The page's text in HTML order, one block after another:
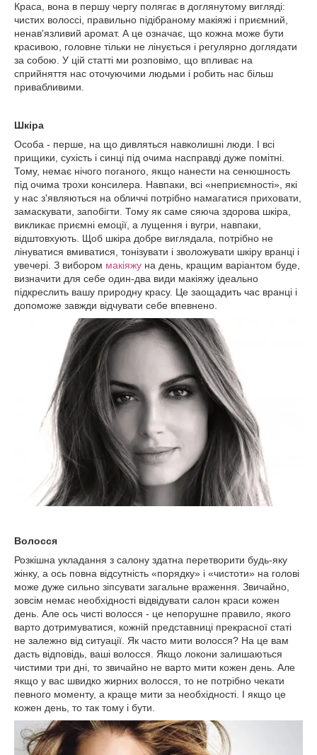
Краса, вона в першу чергу полягає в доглянутому вигляді:
чистих волоссі, правильно підібраному макіяжі і приємний,
ненав'язливий аромат. А це означає, що кожна може бути
красивою, головне тільки не лінується і регулярно доглядати
за собою. У цій статті ми розповімо, що впливає на
сприйняття нас оточуючими людьми і робить нас більш
привабливими.
Шкіра
Особа - перше, на що дивляться навколишні люди. І всі
прищики, сухість і синці під очима насправді дуже помітні.
Тому, немає нічого поганого, якщо нанести на сенюшность
під очима трохи консилера. Навпаки, всі «неприємності», які
у нас з'являються на обличчі потрібно намагатися приховати,
замаскувати, запобігти. Тому як саме сяюча здорова шкіра,
викликає приємні емоції, а лущення і вугри, навпаки,
відштовхують. Щоб шкіра добре виглядала, потрібно не
лінуватися вмиватися, тонізувати і зволожувати шкіру вранці і
увечері. З вибором макіяжу на день, кращим варіантом буде,
визначити для себе один-два види макіяжу ідеально
підкреслить вашу природну красу. Це заощадить час вранці і
допоможе завжди відчувати себе впевнено.
Волосся
Розкішна укладання з салону здатна перетворити будь-яку
жінку, а ось повна відсутність «порядку» і «чистоти» на голові
може дуже сильно зіпсувати загальне враження. Звичайно,
зовсім немає необхідності відвідувати салон краси кожен
день. Але ось чисті волосся - це непорушне правило, якого
варто дотримуватися, кожній представниці прекрасної статі
не залежно від ситуації. Як часто мити волосся? На це вам
дасть відповідь, ваші волосся. Якщо локони залишаються
чистими три дні, то звичайно не варто мити кожен день. Але
якщо у вас швидко жирних волосся, то не потрібно чекати
певного моменту, а краще мити за необхідності. І якщо це
кожен день, то так тому і бути.